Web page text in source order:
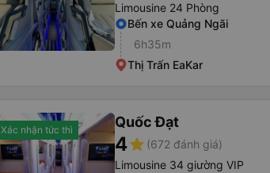
Limousine 24 Phòng
Bến xe Quảng Ngãi
6h35m
Thị Trấn EaKar
Xác nhận tức thì Quốc Đạt
4star (672 đánh giá)
Limousine 34 giường VIP